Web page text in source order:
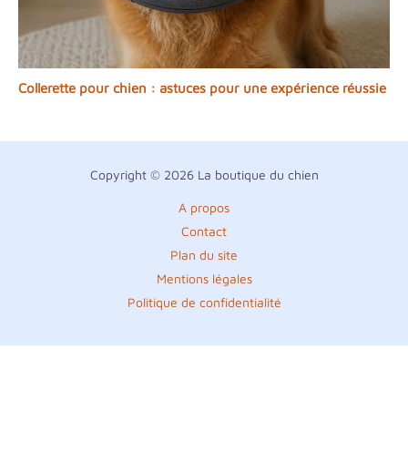
Collerette pour chien : astuces pour une expérience réussie
Copyright © 2026 La boutique du chien
A propos
Contact
Plan du site
Mentions légales
Politique de confidentialité